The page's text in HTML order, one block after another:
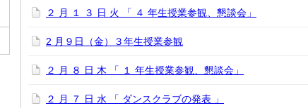
２ 月 １ ３ 日 火 「 ４ 年生授業参観、懇談会」
2 月９日（金）３年生授業参観
２ 月 ８ 日 木 「 １ 年生授業参観、懇談会」
２ 月 ７ 日 水 「 ダンスクラブの発表 」